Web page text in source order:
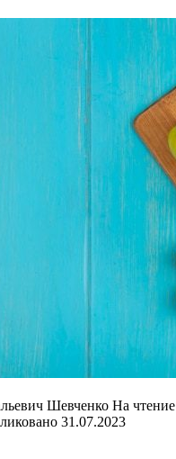
Шевченко На чтение
31.07.2023